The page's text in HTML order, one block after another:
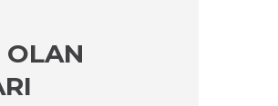
OLAN